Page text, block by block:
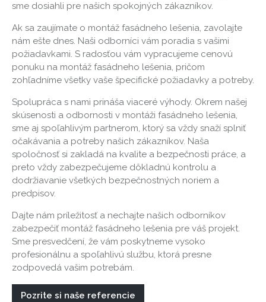
sme dosiahli pre našich spokojných zákazníkov.
Ak sa zaujímate o montáž fasádneho lešenia, zavolajte
nám ešte dnes. Naši odborníci vám poradia s vašimi
požiadavkami. S radosťou vám vypracujeme cenovú
ponuku na montáž fasádneho lešenia, pričom
zohľadníme všetky vaše špecifické požiadavky a potreby.
Spolupráca s nami prináša viaceré výhody. Okrem našej
skúsenosti a odbornosti v montáži fasádneho lešenia,
sme aj spoľahlivým partnerom, ktorý sa vždy snaží splniť
očakávania a potreby našich zákazníkov. Naša
spoločnosť si zakladá na kvalite a bezpečnosti práce, a
preto vždy zabezpečujeme dôkladnú kontrolu a
dodržiavanie všetkých bezpečnostných noriem a
predpisov.
Dajte nám príležitosť a nechajte našich odborníkov
zabezpečiť montáž fasádneho lešenia pre váš projekt.
Sme presvedčení, že vám poskytneme vysoko
profesionálnu a spoľahlivú službu, ktorá presne
zodpovedá vašim potrebám.
Pozrite si naše referencie